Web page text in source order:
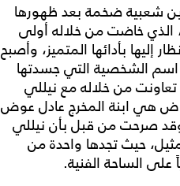
شعبية ضخمة بعد ظهورها
خاضت من خلاله أولى
إليها بأدائها المتميز، وأصبح
اسم الشخصية التي جسدتها
من خلاله مع نيللي
هي ابنة المخرج عادل عوض
صرحت من قبل بأن نيللي
حيث تجدها واحدة من
على الساحة الفنية.